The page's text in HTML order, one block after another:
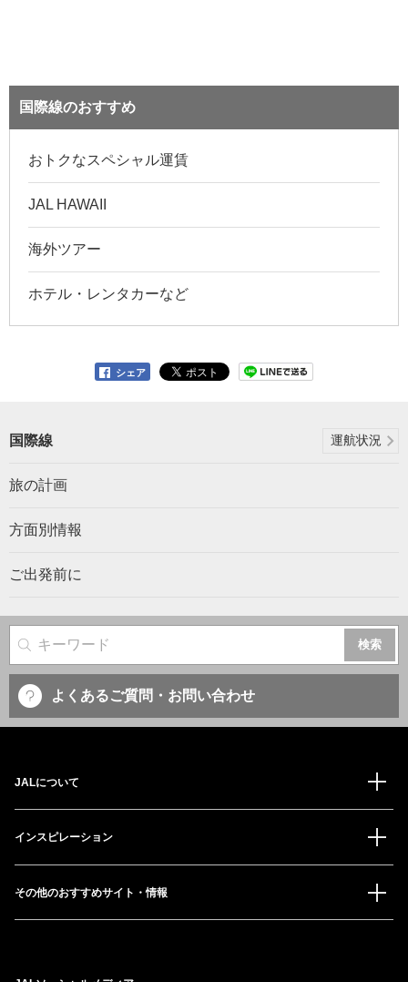
国際線のおすすめ
おトクなスペシャル運賃
JAL HAWAII
海外ツアー
ホテル・レンタカーなど
シェア
国際線 運航状況
旅の計画
方面別情報
ご出発前に
サイト内検索
よくあるご質問・お問い合わせ
JALについて
インスピレーション
その他のおすすめサイト・情報